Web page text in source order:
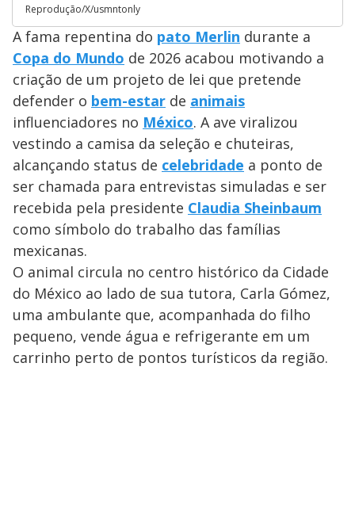
Reprodução/X/usmntonly
A fama repentina do pato Merlin durante a
Copa do Mundo de 2026 acabou motivando a
criação de um projeto de lei que pretende
defender o bem-estar de animais
influenciadores no México. A ave viralizou
vestindo a camisa da seleção e chuteiras,
alcançando status de celebridade a ponto de
ser chamada para entrevistas simuladas e ser
recebida pela presidente Claudia Sheinbaum
como símbolo do trabalho das famílias
mexicanas.
O animal circula no centro histórico da Cidade
do México ao lado de sua tutora, Carla Gómez,
uma ambulante que, acompanhada do filho
pequeno, vende água e refrigerante em um
carrinho perto de pontos turísticos da região.